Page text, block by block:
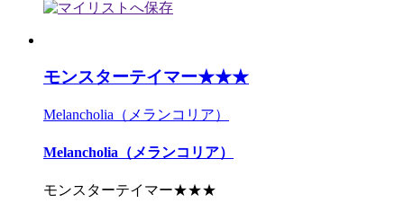
モンスターテイマー★★★
Melancholia（メランコリア）
Melancholia（メランコリア）
モンスターテイマー★★★